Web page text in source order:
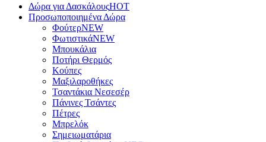
Δώρα για ΔασκάλουςHOT
Προσωποποιημένα Δώρα
ΦούτερNEW
ΦωτιστικάNEW
Μπουκάλια
Ποτήρι Θερμός
Κούπες
Μαξιλαροθήκες
Τσαντάκια Νεσεσέρ
Πάνινες Τσάντες
Πέτρες
Μπρελόκ
Σημειωματάρια